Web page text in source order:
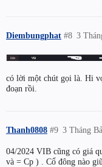
Diembungphat 3
#8
có lời một chút gọi là. Hi
đoạn rồi.
Thanh0808 3 Tháng
#9
04/2024 VIB cũng có giá
và = Cp ) . Cổ đông nào